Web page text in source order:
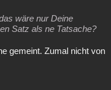
wäre nur Deine
Satz als ne Tatsache?
gemeint. Zumal nicht von